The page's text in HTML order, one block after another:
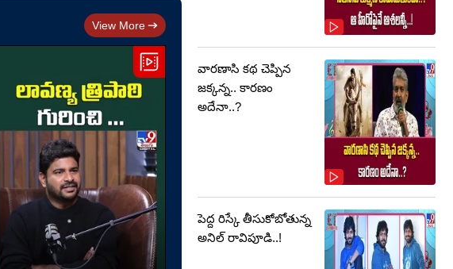
View More
వారణాసి కథ చెప్పిన
జక్కన్న.. కారణం
అదేనా..?
పెద్ద రిస్కే తీసుకోబోతున్న
అనిల్ రావిపూడి..!